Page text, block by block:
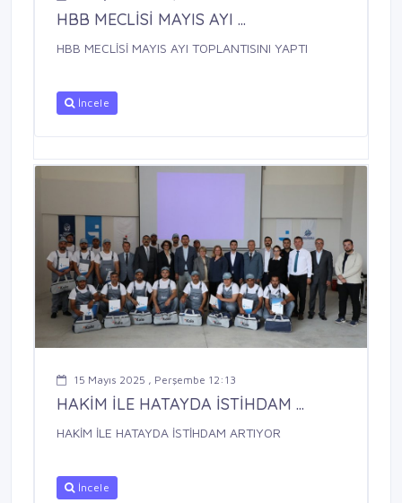
HBB MECLİSİ MAYIS AYI ...
HBB MECLİSİ MAYIS AYI TOPLANTISINI YAPTI
İncele
15 Mayıs 2025 , Perşembe 12:13
HAKİM İLE HATAYDA İSTİHDAM ...
HAKİM İLE HATAYDA İSTİHDAM ARTIYOR
İncele